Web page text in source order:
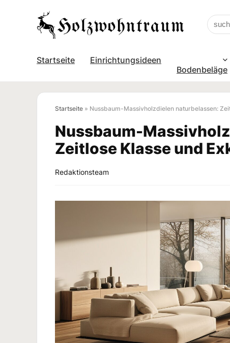
Startseite
Einrichtungsideen
Bodenbeläge
Startseite » Nussbaum-Massivholzdielen naturbelassen:
Nussbaum-
Zeitlose Klasse und
Redaktionsteam